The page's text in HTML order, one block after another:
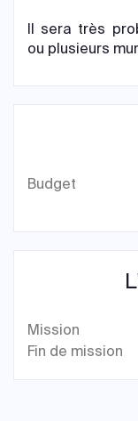
Il sera très
ou plusieurs
Budget
Mission
Fin de mission